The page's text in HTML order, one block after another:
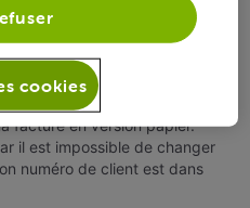
facture en version papier.
il est impossible de changer
numéro de client est dans
cookies